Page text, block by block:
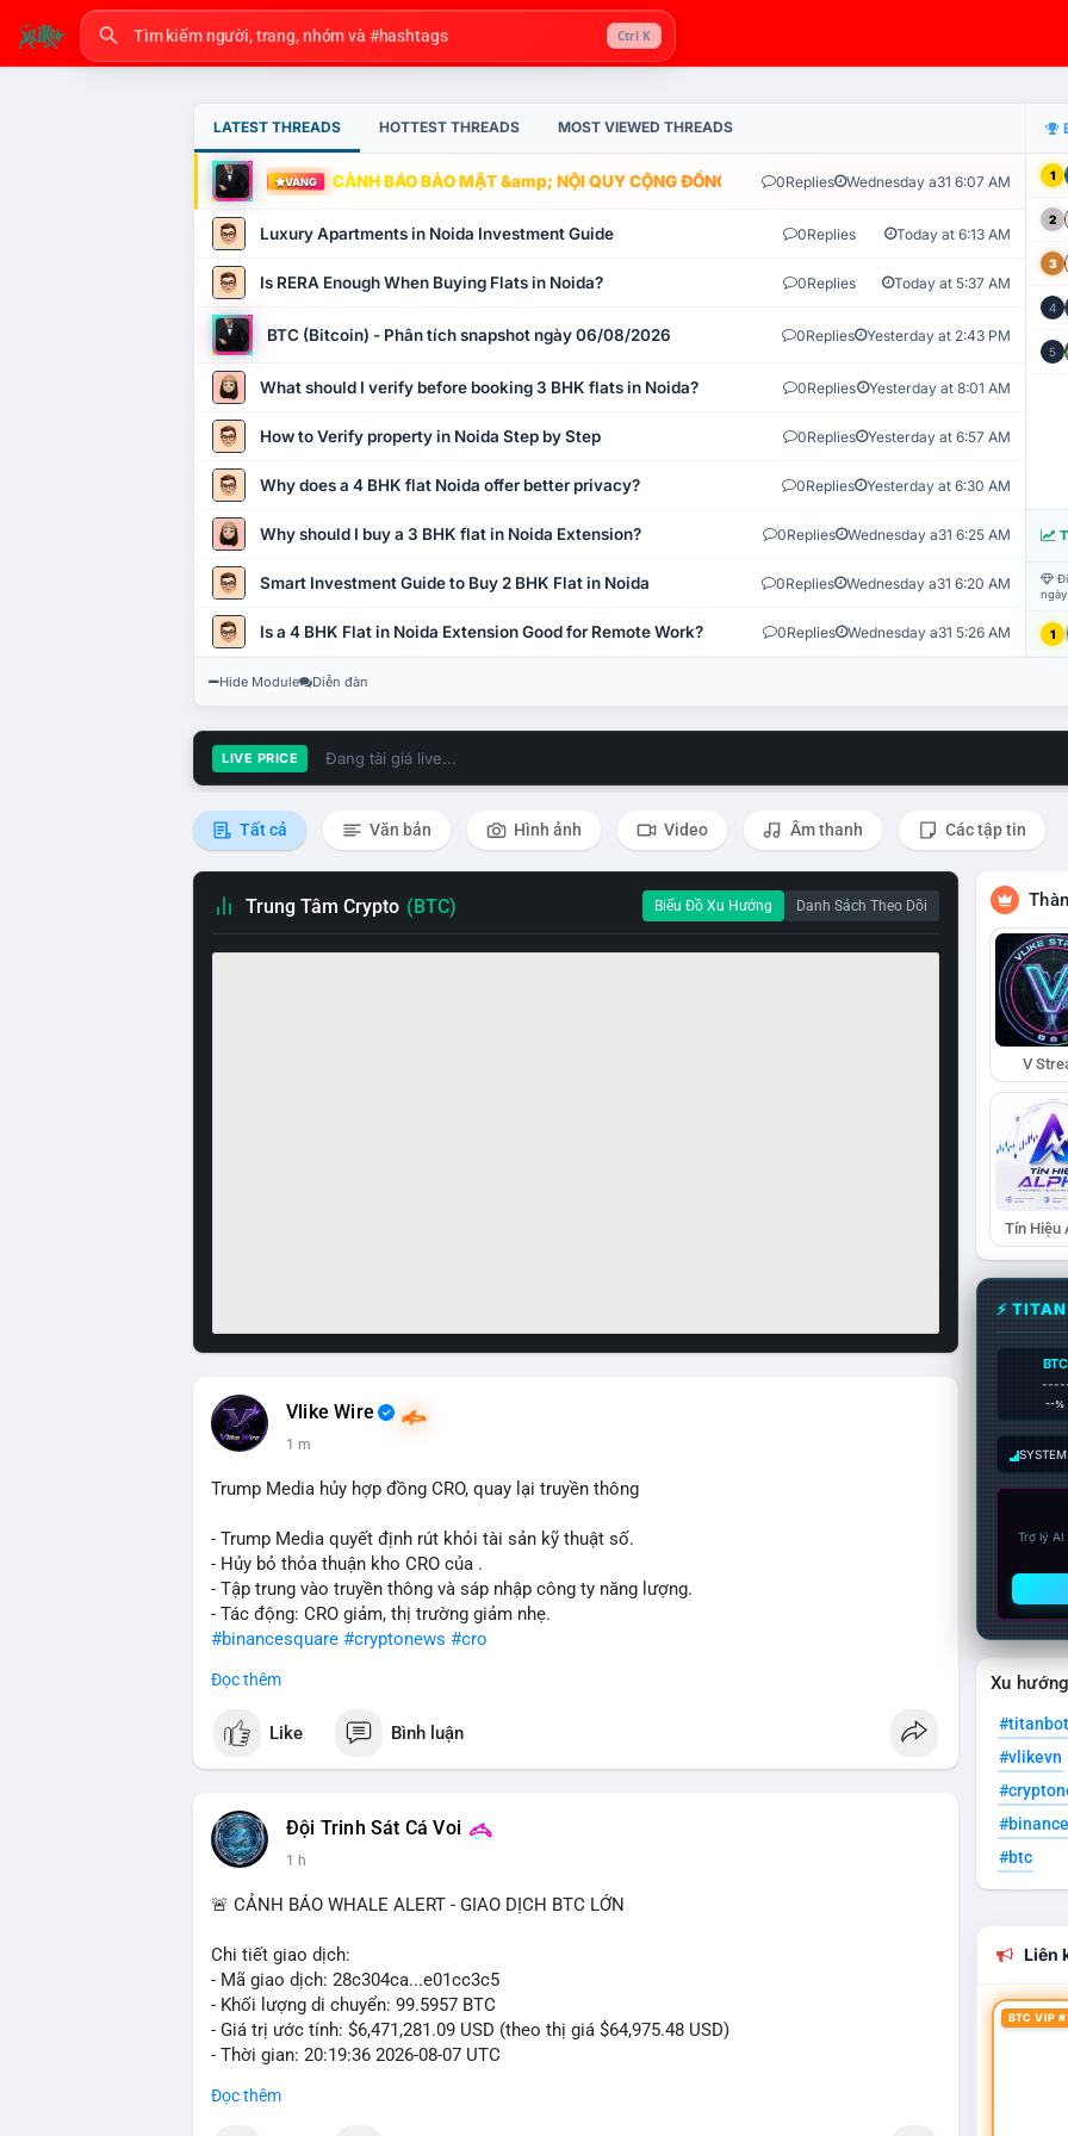
Ctrl K
LATEST THREADS HOTTEST THREADS MOST VIEWED THREADS
VÀNG CẢNH BÁO BẢO MẬT &amp; NỘI QUY CỘNG ĐỒNG VLIKE.VN: HỆ THỐNG GIÁM SÁT TỰ
0Replies Wednesday a31 6:07 AM
Luxury Apartments in Noida Investment Guide 0Replies Today at 6:13 AM
Is RERA Enough When Buying Flats in Noida? 0Replies Today at 5:37 AM
BTC (Bitcoin) - Phân tích snapshot ngày 06/08/2026 0Replies Yesterday at 2:43 PM
What should I verify before booking 3 BHK flats in Noida? 0Replies Yesterday at 8:01 AM
How to Verify property in Noida Step by Step 0Replies Yesterday at 6:57 AM
Why does a 4 BHK flat Noida offer better privacy? 0Replies Yesterday at 6:30 AM
Why should I buy a 3 BHK flat in Noida Extension? 0Replies Wednesday a31 6:25 AM
Smart Investment Guide to Buy 2 BHK Flat in Noida 0Replies Wednesday a31 6:20 AM
Is a 4 BHK Flat in Noida Extension Good for Remote Work? 0Replies Wednesday a31 5:26 AM
1
2
3
4
5
1
Hide Module Diễn đàn
LIVE PRICE Đang tải giá live...
Tất cả Văn bản Hình ảnh Video Âm thanh Các tập tin
Trung Tâm Crypto (BTC) Biểu Đồ Xu Hướng Danh Sách Theo Dõi
Vlike Wire
1 m
Trump Media hủy hợp đồng CRO, quay lại truyền thông
- Trump Media quyết định rút khỏi tài sản kỹ thuật số.
- Hủy bỏ thỏa thuận kho CRO của .
- Tập trung vào truyền thông và sáp nhập công ty năng lượng.
- Tác động: CRO giảm, thị trường giảm nhẹ.
#binancesquare #cryptonews #cro
$cro
#vlikevn #titanbot
Đọc thêm
Like Bình luận
Đội Trinh Sát Cá Voi
1 h
🚨 CẢNH BÁO WHALE ALERT - GIAO DỊCH BTC LỚN
Chi tiết giao dịch:
- Mã giao dịch: 28c304ca...e01cc3c5
- Khối lượng di chuyển: 99.5957 BTC
- Giá trị ước tính: $6,471,281.09 USD (theo thị giá $64,975.48 USD)
- Thời gian: 20:19:36 2026-08-07 UTC
Nhận định phân tích: Khối lượng 99.6 BTC chưa xác nhận, trị giá hơn 6.47 triệu USD, cho
Đọc thêm
V
Tín Hiệu
⚡
BTC
--%
Trợ lý
Xu
#titanbot
#vlikevn
#btc
Liên
BTC VIP